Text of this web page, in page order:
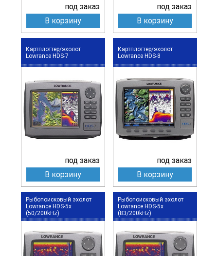
под заказ
В корзину
под заказ
В корзину
Картплоттер/эхолот
Lowrance HDS-7
под заказ
В корзину
Картплоттер/эхолот
Lowrance HDS-8
под заказ
В корзину
Рыбопоисковый эхолот
Lowrance HDS-5x
(50/200kHz)
Рыбопоисковый эхолот
Lowrance HDS-5x
(83/200kHz)